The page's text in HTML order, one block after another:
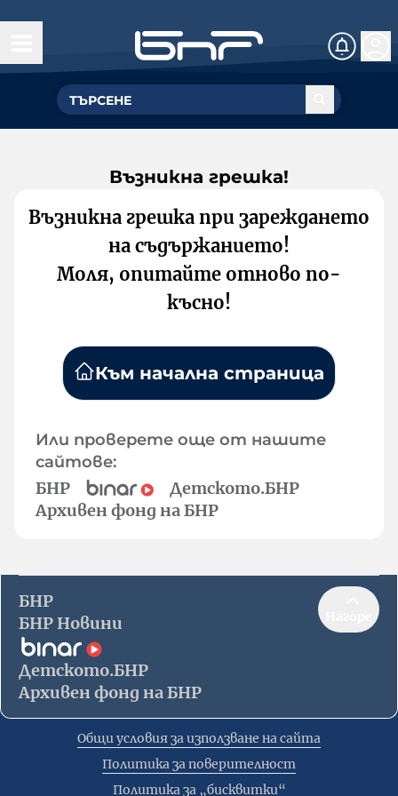
Възникна грешка!
Възникна грешка при зареждането
на съдържанието!
Моля, опитайте отново по-
късно!
Към начална страница
Или проверете още от нашите
сайтове:
БНР
Детското.БНР
Архивен фонд на БНР
БНР
БНР Новини
Детското.БНР
Архивен фонд на БНР
Общи условия за използване на сайта
Политика за поверителност
Политика за „бисквитки“